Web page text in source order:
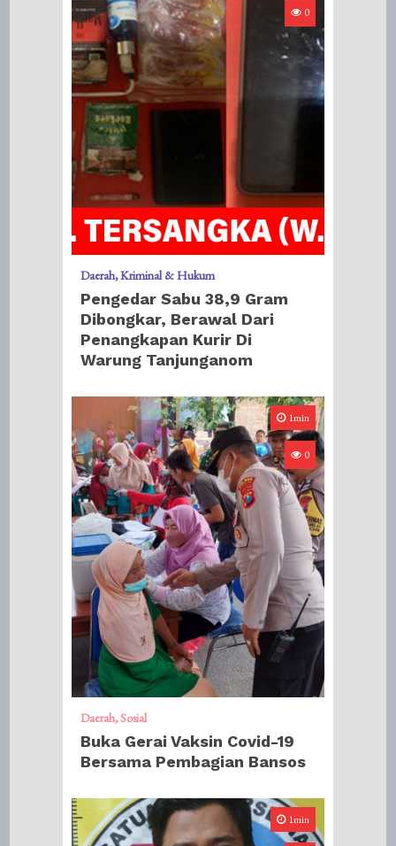
0
Daerah Kriminal & Hukum
Pengedar Sabu 38,9 Gram
Dibongkar, Berawal Dari
Penangkapan Kurir Di
Warung Tanjunganom
1min
0
Daerah Sosial
Buka Gerai Vaksin Covid-19
Bersama Pembagian Bansos
1min